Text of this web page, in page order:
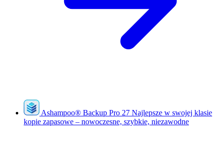
Ashampoo® Backup Pro 27 Najlepsze w swojej klasie
kopie zapasowe – nowoczesne, szybkie, niezawodne